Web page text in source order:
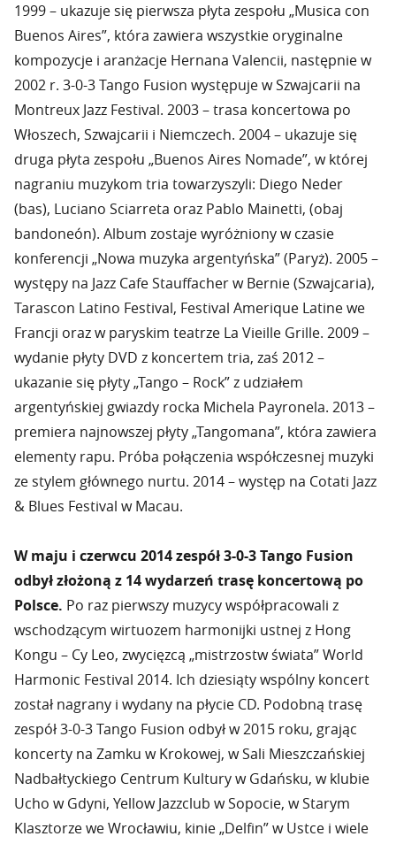
1999 – ukazuje się pierwsza płyta zespołu „Musica con
Buenos Aires”, która zawiera wszystkie oryginalne
kompozycje i aranżacje Hernana Valencii, następnie w
2002 r. 3-0-3 Tango Fusion występuje w Szwajcarii na
Montreux Jazz Festival. 2003 – trasa koncertowa po
Włoszech, Szwajcarii i Niemczech. 2004 – ukazuje się
druga płyta zespołu „Buenos Aires Nomade”, w której
nagraniu muzykom tria towarzyszyli: Diego Neder
(bas), Luciano Sciarreta oraz Pablo Mainetti, (obaj
bandoneón). Album zostaje wyróżniony w czasie
konferencji „Nowa muzyka argentyńska” (Paryż). 2005 –
występy na Jazz Cafe Stauffacher w Bernie (Szwajcaria),
Tarascon Latino Festival, Festival Amerique Latine we
Francji oraz w paryskim teatrze La Vieille Grille. 2009 –
wydanie płyty DVD z koncertem tria, zaś 2012 –
ukazanie się płyty „Tango – Rock” z udziałem
argentyńskiej gwiazdy rocka Michela Payronela. 2013 –
premiera najnowszej płyty „Tangomana”, która zawiera
elementy rapu. Próba połączenia współczesnej muzyki
ze stylem głównego nurtu. 2014 – występ na Cotati Jazz
& Blues Festival w Macau.
W maju i czerwcu 2014 zespół 3-0-3 Tango Fusion
odbył złożoną z 14 wydarzeń trasę koncertową po
Polsce. Po raz pierwszy muzycy współpracowali z
wschodzącym wirtuozem harmonijki ustnej z Hong
Kongu – Cy Leo, zwycięzcą „mistrzostw świata” World
Harmonic Festival 2014. Ich dziesiąty wspólny koncert
został nagrany i wydany na płycie CD. Podobną trasę
zespół 3-0-3 Tango Fusion odbył w 2015 roku, grając
koncerty na Zamku w Krokowej, w Sali Mieszczańskiej
Nadbałtyckiego Centrum Kultury w Gdańsku, w klubie
Ucho w Gdyni, Yellow Jazzclub w Sopocie, w Starym
Klasztorze we Wrocławiu, kinie „Delfin” w Ustce i wiele